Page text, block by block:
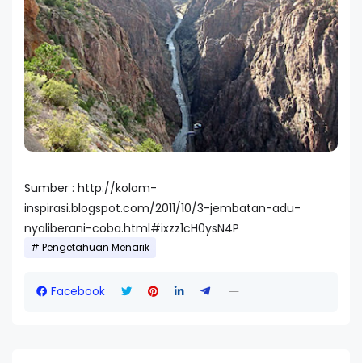
Sumber : http://kolom-
inspirasi.blogspot.com/2011/10/3-jembatan-adu-
nyaliberani-coba.html#ixzz1cH0ysN4P
Pengetahuan Menarik
Facebook